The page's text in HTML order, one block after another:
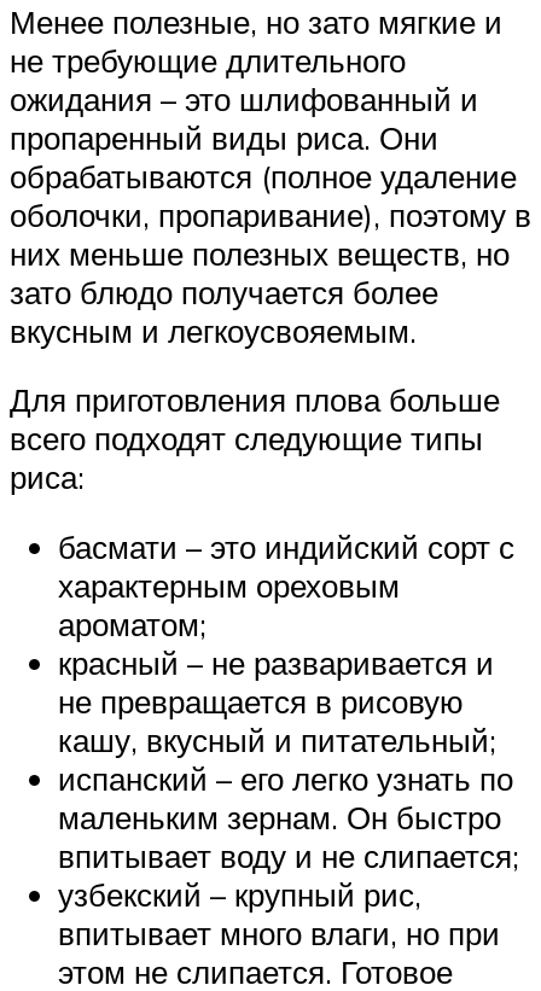
Менее полезные, но зато мягкие и
не требующие длительного
ожидания – это шлифованный и
пропаренный виды риса. Они
обрабатываются (полное удаление
оболочки, пропаривание), поэтому в
них меньше полезных веществ, но
зато блюдо получается более
вкусным и легкоусвояемым.
Для приготовления плова больше
всего подходят следующие типы
риса:
басмати – это индийский сорт с
характерным ореховым
ароматом;
красный – не разваривается и
не превращается в рисовую
кашу, вкусный и питательный;
испанский – его легко узнать по
маленьким зернам. Он быстро
впитывает воду и не слипается;
узбекский – крупный рис,
впитывает много влаги, но при
этом не слипается. Готовое